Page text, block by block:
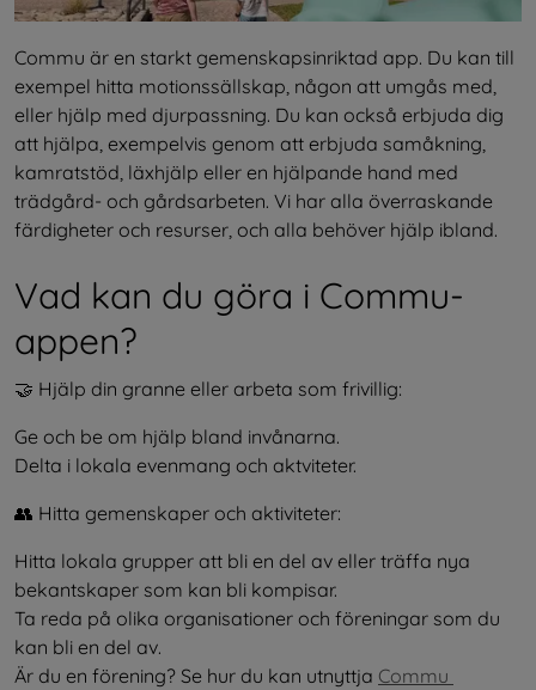
Commu är en starkt gemenskapsinriktad app. Du kan till
exempel hitta motionssällskap, någon att umgås med,
eller hjälp med djurpassning. Du kan också erbjuda dig
att hjälpa, exempelvis genom att erbjuda samåkning,
kamratstöd, läxhjälp eller en hjälpande hand med
trädgård- och gårdsarbeten. Vi har alla överraskande
färdigheter och resurser, och alla behöver hjälp ibland.
Vad kan du göra i Commu-
appen?
🤝 Hjälp din granne eller arbeta som frivillig:
Ge och be om hjälp bland invånarna.
Delta i lokala evenmang och aktviteter.
👥 Hitta gemenskaper och aktiviteter:
Hitta lokala grupper att bli en del av eller träffa nya
bekantskaper som kan bli kompisar.
Ta reda på olika organisationer och föreningar som du
kan bli en del av.
Är du en förening? Se hur du kan utnyttja Commu